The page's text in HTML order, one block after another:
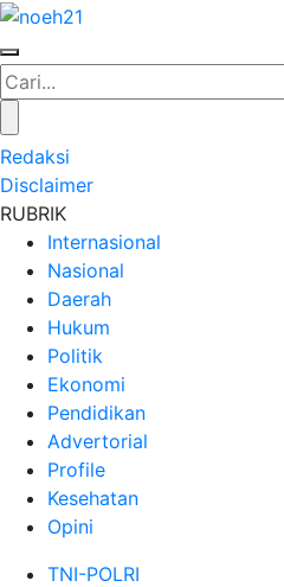
Redaksi
Disclaimer
RUBRIK
Internasional
Nasional
Daerah
Hukum
Politik
Ekonomi
Pendidikan
Advertorial
Profile
Kesehatan
Opini
TNI-POLRI